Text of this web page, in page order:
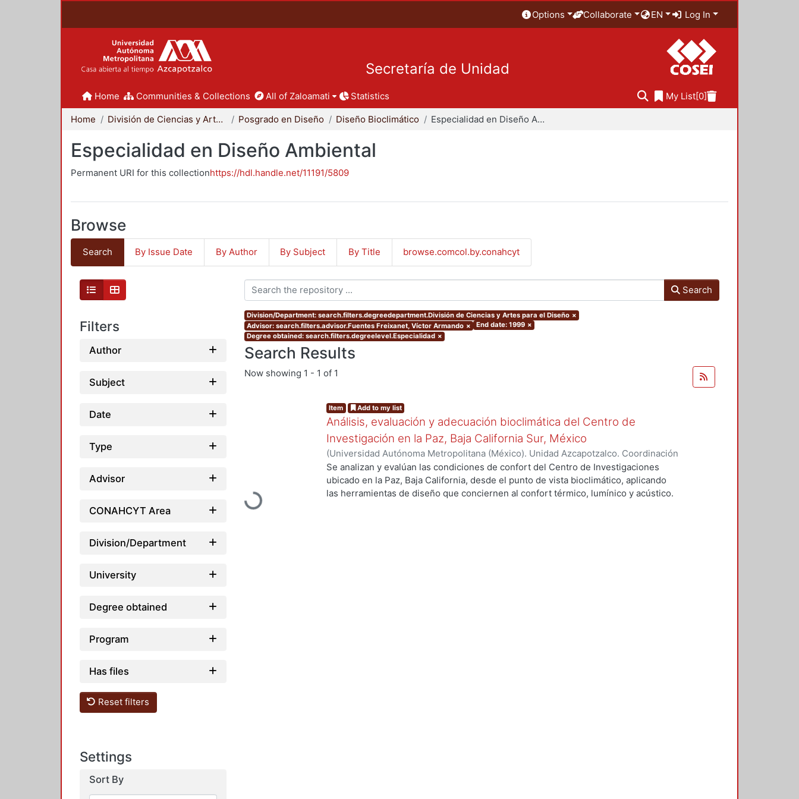
Options Collaborate EN Log In
Secretaría de Unidad
Home Communities & Collections All of Zaloamati Statistics My List[0]
Home División de Ciencias y Artes para el Diseño Posgrado en Diseño Diseño Bioclimático Especialidad en Diseño Ambiental
Especialidad en Diseño Ambiental
Permanent URI for this collectionhttps://hdl.handle.net/11191/5809
Browse
Search By Issue Date By Author By Subject By Title browse.comcol.by.conahcyt
Filters
Author
Subject
Date
Type
Advisor
CONAHCYT Area
Division/Department
University
Degree obtained
Program
Has files
Reset filters
Settings
Sort By
Search
Division/Department: search.filters.degreedepartment.División de Ciencias y Artes para el Diseño ×
Advisor: search.filters.advisor.Fuentes Freixanet, Víctor Armando × End date: 1999 ×
Degree obtained: search.filters.degreelevel.Especialidad ×
Search Results
Now showing 1 - 1 of 1
Loading...
Item Add to my list
Análisis, evaluación y adecuación bioclimática del Centro de
Investigación en la Paz, Baja California Sur, México
(Universidad Autónoma Metropolitana (México). Unidad Azcapotzalco. Coordinación
de Servicios de Información.,1999-12 )García Tavera, José Luis
Se analizan y evalúan las condiciones de confort del Centro de Investigaciones
ubicado en la Paz, Baja California, desde el punto de vista bioclimático, aplicando
las herramientas de diseño que conciernen al confort térmico, lumínico y acústico.